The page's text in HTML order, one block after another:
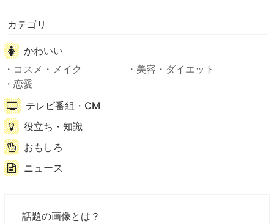
カテゴリ
かわいい
コスメ・メイク
美容・ダイエット
恋愛
テレビ番組・CM
役立ち・知識
おもしろ
ニュース
話題の画像とは？